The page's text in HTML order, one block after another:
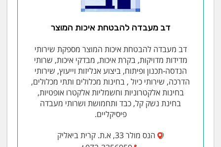
דב מעבדה להבטחת איכות המוצר
דב מעבדה להבטחת איכות המוצר מספקת שירותי
מדידות מדויקות, בקרת איכות, מבדקי איכות, שרותי
הנדסה-תכנון ופיתוח, ביצוע אנליזות וייעוץ, שירותי
הדרכה, שירותי כיול , בחינות מכלולים ותתי מכלולים,
בחינות אלקטרוניות וחשמליות אלקטרו אופטיות,
בחינת נשק קל, כבד ותחמושת ושרותי מעבדה
פיסיקליים.
הנס מולר 33, א.ת. קרית ביאליק